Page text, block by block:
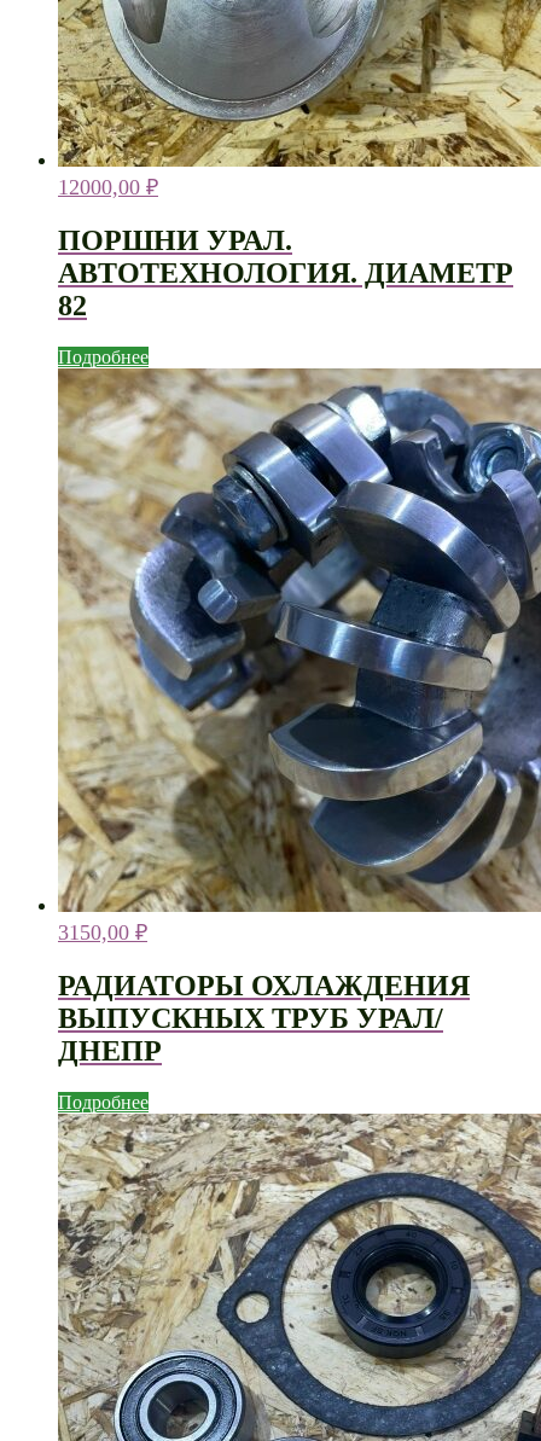
12000,00 ₽
ПОРШНИ УРАЛ.
АВТОТЕХНОЛОГИЯ. ДИАМЕТР
82
Подробнее
3150,00 ₽
РАДИАТОРЫ ОХЛАЖДЕНИЯ
ВЫПУСКНЫХ ТРУБ УРАЛ/
ДНЕПР
Подробнее